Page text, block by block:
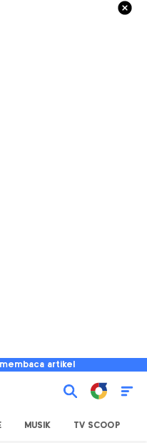
artikel
MUSIK TV SCOOP